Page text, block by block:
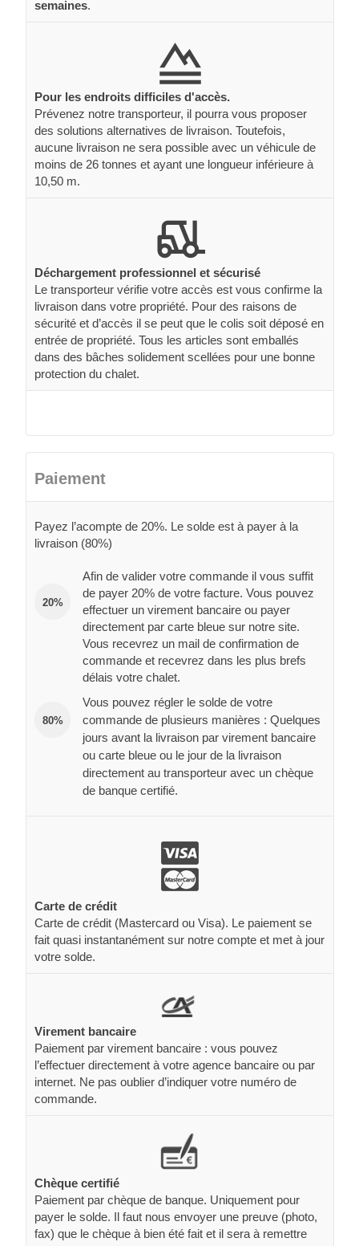
semaines.
Pour les endroits difficiles d'accès.
Prévenez notre transporteur, il pourra vous proposer
des solutions alternatives de livraison. Toutefois,
aucune livraison ne sera possible avec un véhicule de
moins de 26 tonnes et ayant une longueur inférieure à
10,50 m.
Déchargement professionnel et sécurisé
Le transporteur vérifie votre accès est vous confirme la
livraison dans votre propriété. Pour des raisons de
sécurité et d’accès il se peut que le colis soit déposé en
entrée de propriété. Tous les articles sont emballés
dans des bâches solidement scellées pour une bonne
protection du chalet.
Paiement
Payez l’acompte de 20%. Le solde est à payer à la
livraison (80%)
20%
Afin de valider votre commande il vous suffit
de payer 20% de votre facture. Vous pouvez
effectuer un virement bancaire ou payer
directement par carte bleue sur notre site.
Vous recevrez un mail de confirmation de
commande et recevrez dans les plus brefs
délais votre chalet.
80%
Vous pouvez régler le solde de votre
commande de plusieurs manières : Quelques
jours avant la livraison par virement bancaire
ou carte bleue ou le jour de la livraison
directement au transporteur avec un chèque
de banque certifié.
Carte de crédit
Carte de crédit (Mastercard ou Visa). Le paiement se
fait quasi instantanément sur notre compte et met à jour
votre solde.
Virement bancaire
Paiement par virement bancaire : vous pouvez
l’effectuer directement à votre agence bancaire ou par
internet. Ne pas oublier d’indiquer votre numéro de
commande.
Chèque certifié
Paiement par chèque de banque. Uniquement pour
payer le solde. Il faut nous envoyer une preuve (photo,
fax) que le chèque à bien été fait et il sera à remettre